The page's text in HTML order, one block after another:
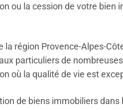
ou la cession de votre bien
la région Provence-Alpes-
particuliers de
où la qualité de vie est
de biens immobiliers dans